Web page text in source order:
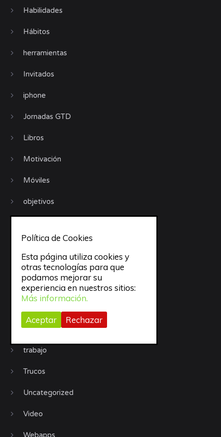
Habilidades
Hábitos
herramientas
Invitados
iphone
Jornadas GTD
Libros
Motivación
Móviles
objetivos
Productividad
Recursos
todo
trabajo
Trucos
Uncategorized
Video
Webapps
Política de Cookies
Esta página utiliza cookies y
otras tecnologías para que
podamos mejorar su
experiencia en nuestros sitios:
Más información.
Aceptar Rechazar